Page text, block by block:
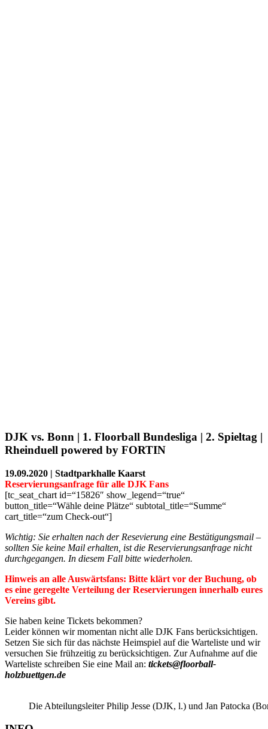
DJK vs. Bonn | 1. Floorball Bundesliga | 2. Spieltag |
Rheinduell powered by FORTIN
19.09.2020 | Stadtparkhalle Kaarst
Reservierungsanfrage für alle DJK Fans
[tc_seat_chart id=“15826″ show_legend=“true“
button_title=“Wähle deine Plätze“ subtotal_title=“Summe“
cart_title=“zum Check-out“]
Wichtig: Sie erhalten nach der Resevierung eine Bestätigungsmail –
sollten Sie keine Mail erhalten, ist die Reservierungsanfrage nicht
durchgegangen. In diesem Fall bitte wiederholen.
Hinweis an alle Auswärtsfans: Bitte klärt vor der Buchung, ob
es eine geregelte Verteilung der Reservierungen innerhalb eures
Vereins gibt.
Sie haben keine Tickets bekommen?
Leider können wir momentan nicht alle DJK Fans berücksichtigen.
Setzen Sie sich für das nächste Heimspiel auf die Warteliste und wir
versuchen Sie frühzeitig zu berücksichtigen. Zur Aufnahme auf die
Warteliste schreiben Sie eine Mail an: tickets@floorball-
holzbuettgen.de
Die Abteilungsleiter Philip Jesse (DJK, l.) und Jan Patocka